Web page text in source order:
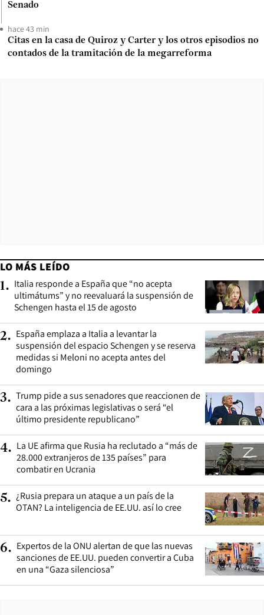
Senado
hace 43 min
Citas en la casa de Quiroz y Carter y los otros episodios no
contados de la tramitación de la megarreforma
LO MÁS LEÍDO
1. Italia responde a España que “no acepta
ultimátums” y no reevaluará la suspensión de
Schengen hasta el 15 de agosto
2. España emplaza a Italia a levantar la
suspensión del espacio Schengen y se reserva
medidas si Meloni no acepta antes del
domingo
3. Trump pide a sus senadores que reaccionen de
cara a las próximas legislativas o será “el
último presidente republicano”
4. La UE afirma que Rusia ha reclutado a “más de
28.000 extranjeros de 135 países” para
combatir en Ucrania
5. ¿Rusia prepara un ataque a un país de la
OTAN? La inteligencia de EE.UU. así lo cree
6. Expertos de la ONU alertan de que las nuevas
sanciones de EE.UU. pueden convertir a Cuba
en una “Gaza silenciosa”